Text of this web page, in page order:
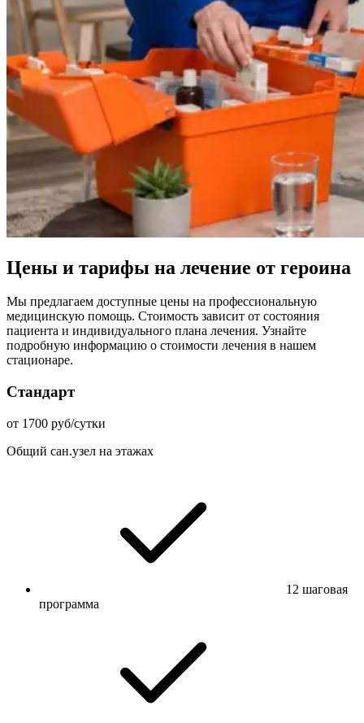
Цены и тарифы на лечение от героина
Мы предлагаем доступные цены на профессиональную
медицинскую помощь. Стоимость зависит от состояния
пациента и индивидуального плана лечения. Узнайте
подробную информацию о стоимости лечения в нашем
стационаре.
Стандарт
от 1700 руб/сутки
Общий сан.узел на этажах
12 шаговая
программа